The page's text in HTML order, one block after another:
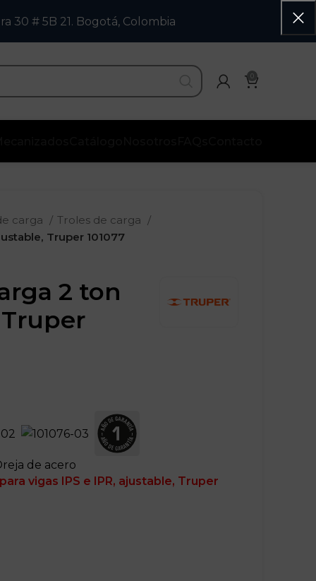
30 # 5B 21. Bogotá, Colombia
0
carga
Troles de carga
Truper 101077
2 ton
de acero
vigas IPS e IPR, ajustable, Truper